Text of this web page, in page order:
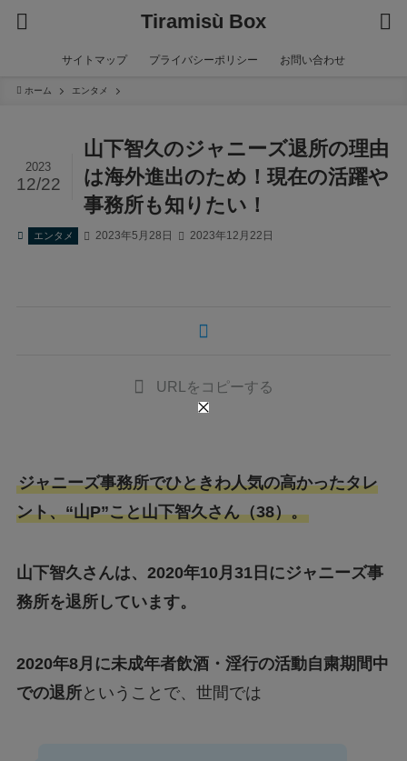
Tiramisù Box
サイトマップ プライバシーポリシー お問い合わせ
ホーム エンタメ
山下智久のジャニーズ退所の理由
は海外進出のため！現在の活躍や
事務所も知りたい！
2023
12/22
エンタメ 2023年5月28日 2023年12月22日
URLをコピーする
ジャニーズ事務所でひときわ人気の高かったタレ
ント、“山P”こと山下智久さん（38）。
山下智久さんは、2020年10月31日にジャニーズ事
務所を退所しています。
2020年8月に未成年者飲酒・淫行の活動自粛期間中
での退所ということで、世間では